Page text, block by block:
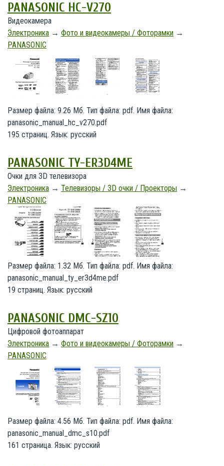
PANASONIC HC-V270
Видеокамера
Электроника → Фото и видеокамеры / Фоторамки →
PANASONIC
Размер файла: 9.26 Мб. Тип файла: pdf. Имя файла:
panasonic_manual_hc_v270.pdf
195 страниц. Язык: русский
PANASONIC TY-ER3D4ME
Очки для 3D телевизора
Электроника → Телевизоры / 3D очки / Проекторы →
PANASONIC
Размер файла: 1.32 Мб. Тип файла: pdf. Имя файла:
panasonic_manual_ty_er3d4me.pdf
19 страниц. Язык: русский
PANASONIC DMC-SZ10
Цифровой фотоаппарат
Электроника → Фото и видеокамеры / Фоторамки →
PANASONIC
Размер файла: 4.56 Мб. Тип файла: pdf. Имя файла:
panasonic_manual_dmc_s10.pdf
161 страница. Язык: русский